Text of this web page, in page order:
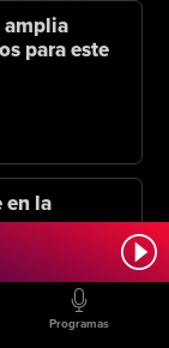
Programas
amplia
para este
en la